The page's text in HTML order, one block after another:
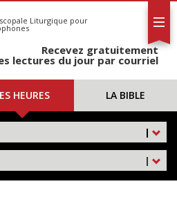
Liturgique pour
Recevez gratuitement
lectures du jour par courriel
HEURES LA BIBLE
|
|